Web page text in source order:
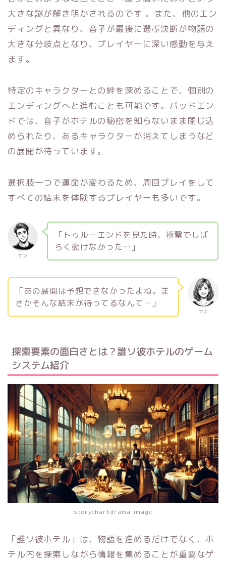
大きな謎が解き明かされるのです 。また、他のエン
ディングと異なり、音子が最後に選ぶ決断が物語の
大きな分岐点となり、プレイヤーに深い感動を与え
ます。
特定のキャラクターとの絆を深めることで、個別の
エンディングへと進むことも可能です。バッドエン
ドでは、音子がホテルの秘密を知らないまま閉じ込
められたり、あるキャラクターが消えてしまうなど
の展開が待っています。
選択肢一つで運命が変わるため、周回プレイをして
すべての結末を体験するプレイヤーも多いです。
ケン
「トゥルーエンドを見た時、衝撃でしば
らく動けなかった…」
サナ
「あの展開は予想できなかったよね。ま
さかそんな結末が待ってるなんて…」
探索要素の面白さとは？誰ソ彼ホテルのゲーム
システム紹介
storychartdrama:image
「誰ソ彼ホテル」は、物語を進めるだけでなく、ホ
テル内を探索しながら情報を集めることが重要なゲ